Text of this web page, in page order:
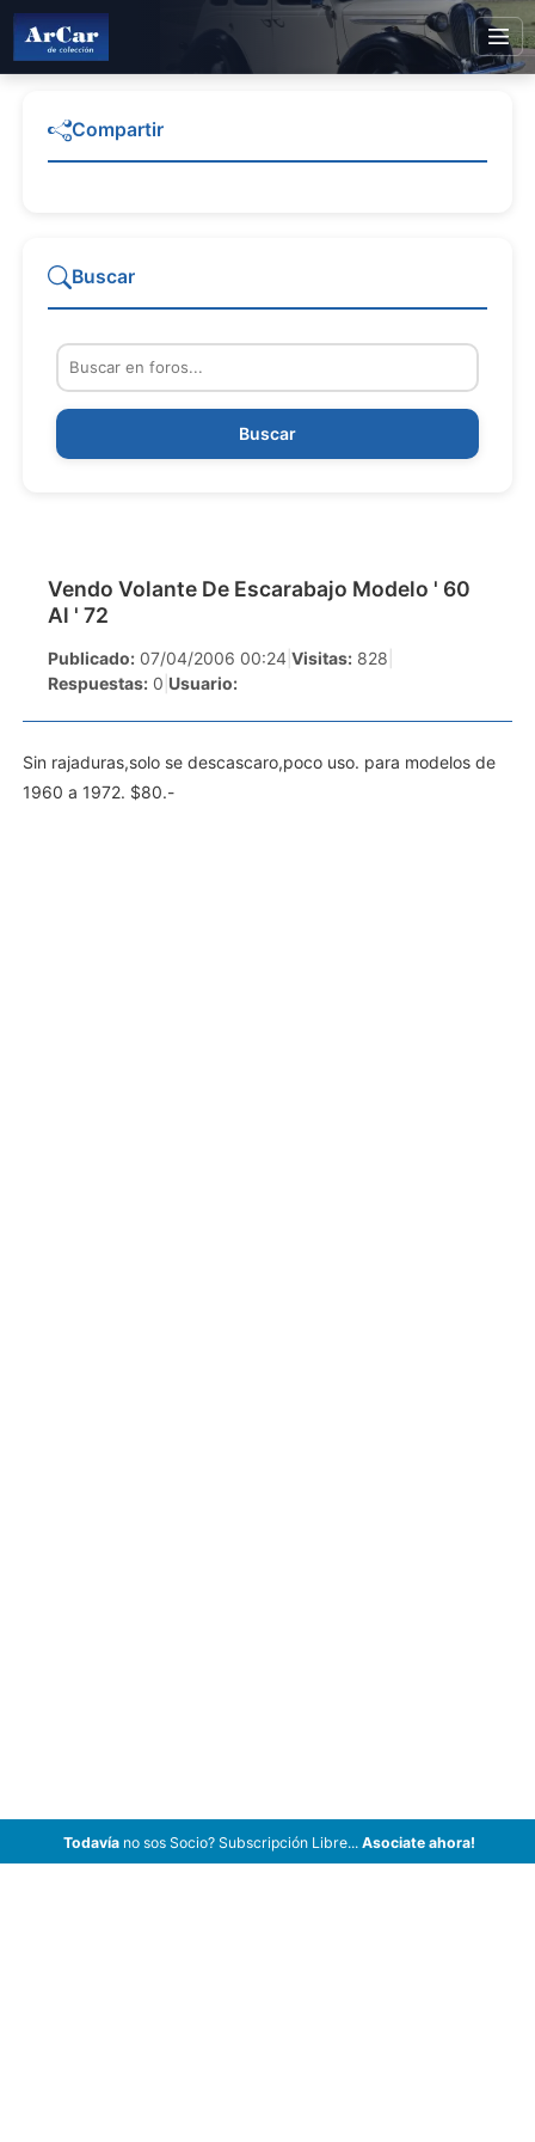
Vendo Volante De Escarabajo Modelo ' 60
Al ' 72
Publicado: 07/04/2006 00:24 Visitas: 828
Respuestas: 0 Usuario:
Sin rajaduras,solo se descascaro,poco uso. para modelos de
1960 a 1972. $80.-
Compartir
Buscar
Buscar
Todavíano sos Socio? Subscripción Libre... Asociate ahora!